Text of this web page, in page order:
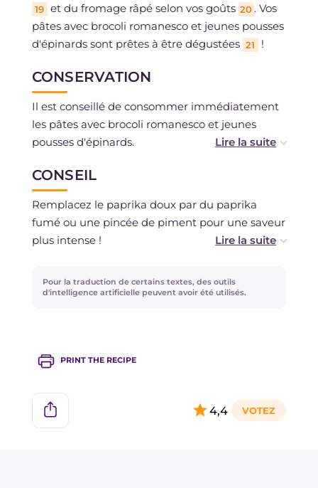
19 et du fromage râpé selon vos goûts 20 . Vos
pâtes avec brocoli romanesco et jeunes pousses
d'épinards sont prêtes à être dégustées 21 !
CONSERVATION
Il est conseillé de consommer immédiatement
les pâtes avec brocoli romanesco et jeunes
pousses d'épinards.
Vous pouvez préparer à l'avance la crème avec
brocoli romanesco et jeunes pousses d'épinards
et la conserver au réfrigérateur, ou la congeler.
CONSEIL
Remplacez le paprika doux par du paprika
fumé ou une pincée de piment pour une saveur
plus intense !
Vous pouvez utiliser les restes du nettoyage du
brocoli pour préparer un bouillon de légumes.
Pour la traduction de certains textes, des outils
d'intelligence artificielle peuvent avoir été utilisés.
PRINT THE RECIPE
4,4